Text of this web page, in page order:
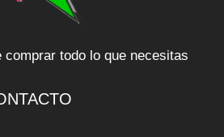
comprar todo lo que necesitas